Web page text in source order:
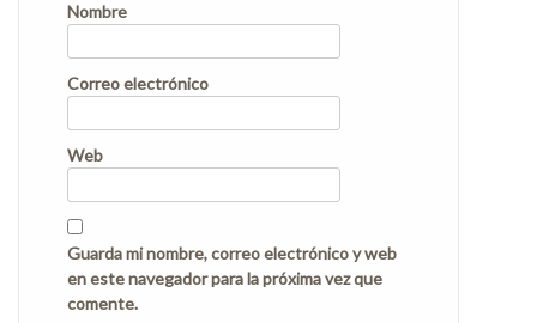
Nombre
Correo electrónico
Web
Guarda mi nombre, correo electrónico y web
en este navegador para la próxima vez que
comente.